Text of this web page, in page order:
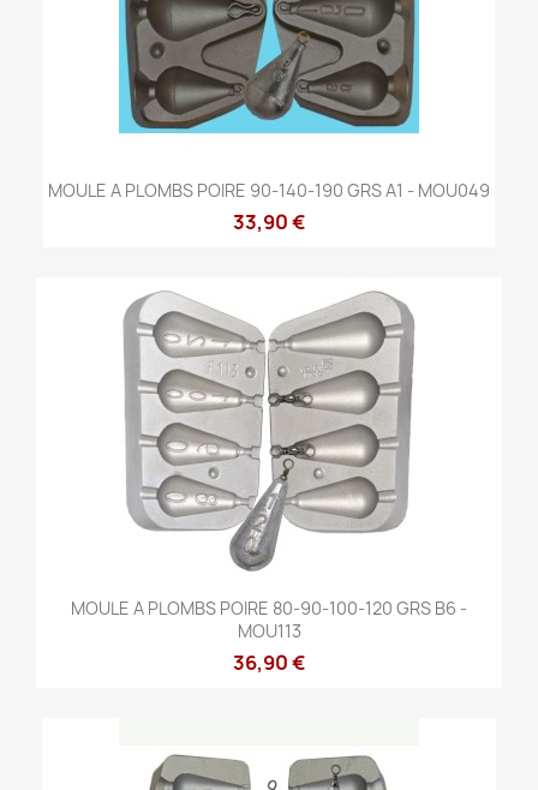
MOULE A PLOMBS POIRE 90-140-190 GRS A1 - MOU049
33,90 €
MOULE A PLOMBS POIRE 80-90-100-120 GRS B6 -
MOU113
36,90 €